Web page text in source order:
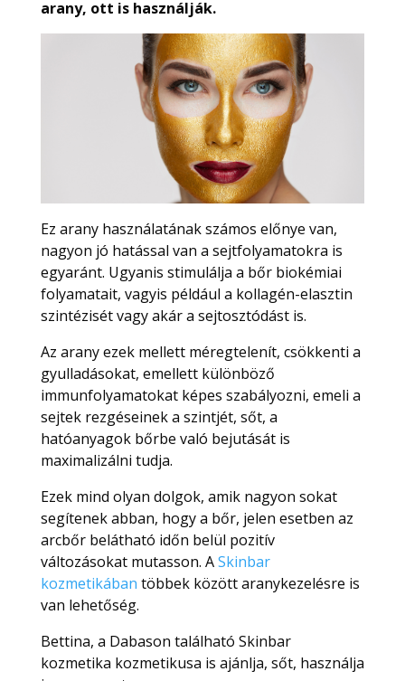
arany, ott is használják.
Ez arany használatának számos előnye van,
nagyon jó hatással van a sejtfolyamatokra is
egyaránt. Ugyanis stimulálja a bőr biokémiai
folyamatait, vagyis például a kollagén-elasztin
szintézisét vagy akár a sejtosztódást is.
Az arany ezek mellett méregtelenít, csökkenti a
gyulladásokat, emellett különböző
immunfolyamatokat képes szabályozni, emeli a
sejtek rezgéseinek a szintjét, sőt, a
hatóanyagok bőrbe való bejutását is
maximalizálni tudja.
Ezek mind olyan dolgok, amik nagyon sokat
segítenek abban, hogy a bőr, jelen esetben az
arcbőr belátható időn belül pozitív
változásokat mutasson. ASkinbar
kozmetikában többek között aranykezelésre is
van lehetőség.
Bettina, a Dabason található Skinbar
kozmetika kozmetikusa is ajánlja, sőt, használja